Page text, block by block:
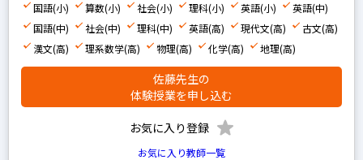
国語(小) 算数(小) 社会(小) 理科(小) 英語(小)
英語(中)
国語(中)
社会(中) 理科(中) 英語(高) 現代文(高)
古文(高)
漢文(高)
理系数学(高) 物理(高) 化学(高) 地理(高)
佐藤先生の
体験授業を申し込む
お気に入り登録
お気に入り教師一覧